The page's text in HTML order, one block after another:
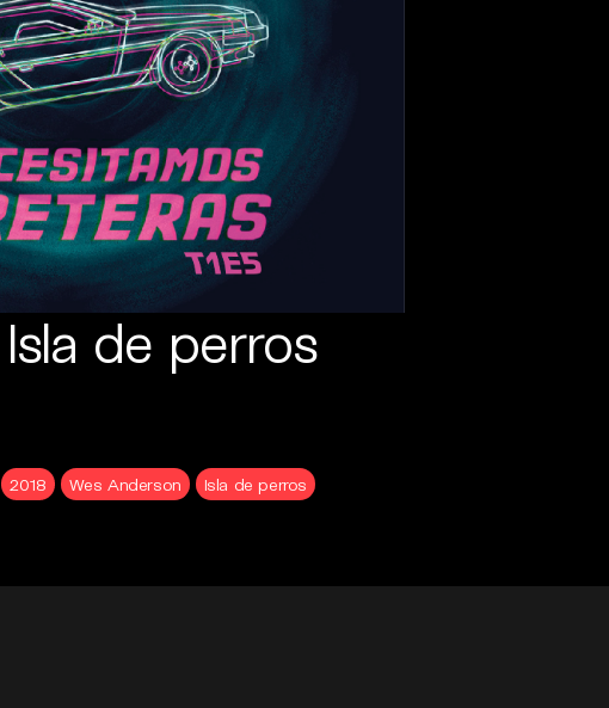
de perros
2018 Wes Anderson
Isla de perros